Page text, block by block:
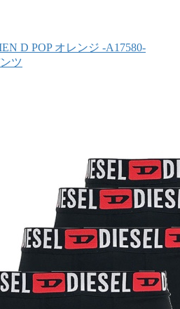
D POP オレンジ -A17580-
ツ